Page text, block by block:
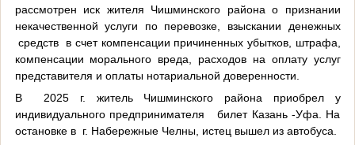
рассмотрен иск жителя Чишминского района о признании
некачественной услуги по перевозке, взыскании денежных
средств в счет компенсации причиненных убытков, штрафа,
компенсации морального вреда, расходов на оплату услуг
представителя и оплаты нотариальной доверенности.
В 2025 г. житель Чишминского района приобрел у
индивидуального предпринимателя билет Казань -Уфа. На
остановке в г. Набережные Челны, истец вышел из автобуса.